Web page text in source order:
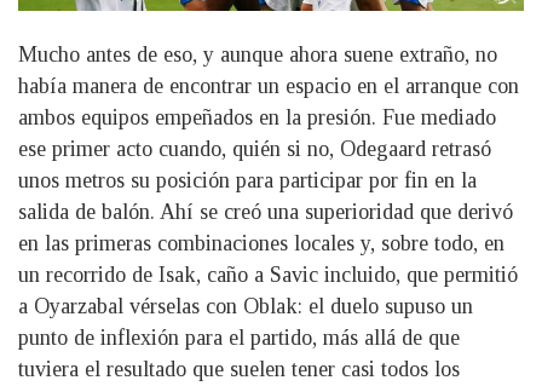
Mucho antes de eso, y aunque ahora suene extraño, no
había manera de encontrar un espacio en el arranque con
ambos equipos empeñados en la presión. Fue mediado
ese primer acto cuando, quién si no, Odegaard retrasó
unos metros su posición para participar por fin en la
salida de balón. Ahí se creó una superioridad que derivó
en las primeras combinaciones locales y, sobre todo, en
un recorrido de Isak, caño a Savic incluido, que permitió
a Oyarzabal vérselas con Oblak: el duelo supuso un
punto de inflexión para el partido, más allá de que
tuviera el resultado que suelen tener casi todos los